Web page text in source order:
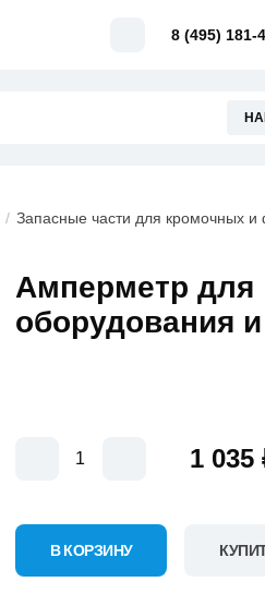
Telegram8 (495) 181-
Запасные части для кромочных и
Амперметр для
оборудования
1 035
В КОРЗИНУ